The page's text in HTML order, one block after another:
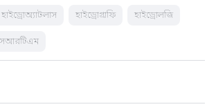
হাইড্রোঅ্যাটলাস হাইড্রোগ্রাফি হাইড্রোলজি